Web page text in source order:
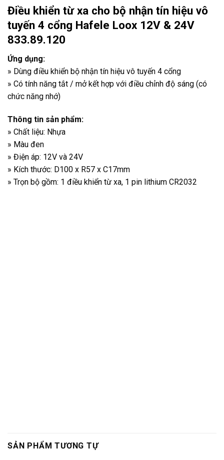
Điều khiển từ xa cho bộ nhận tín hiệu vô
tuyến 4 cổng Hafele Loox 12V & 24V
833.89.120
Ứng dụng:
» Dùng điều khiển bộ nhận tín hiệu vô tuyến 4 cổng
» Có tính năng tắt / mở kết hợp với điều chỉnh độ sáng (có
chức năng nhớ)
Thông tin sản phẩm:
» Chất liệu: Nhựa
» Màu đen
» Điện áp: 12V và 24V
» Kích thước: D100 x R57 x C17mm
» Trọn bộ gồm: 1 điều khiển từ xa, 1 pin lithium CR2032
SẢN PHẨM TƯƠNG TỰ